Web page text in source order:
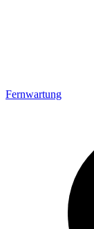
Fernwartung